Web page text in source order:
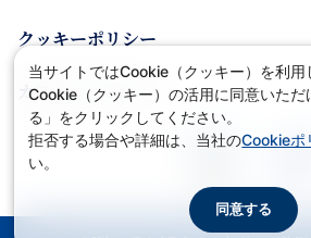
クッキーポリシー
カスタマーポリシー
当サイトではCookie（クッキー）を利用
Cookie（クッキー）の活用に同意いただ
る」をクリックしてください。
拒否する場合や詳細は、当社のCookieポ
い。
同意する